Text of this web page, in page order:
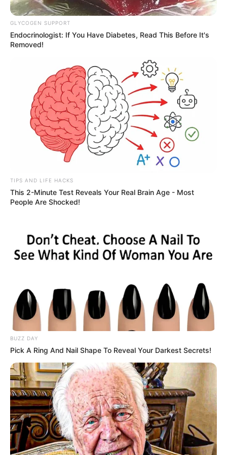
ગુજરાતમાં હાલ વરસાદી માહોલ બન્યો છે. એવામાં
સૌરાષ્ટ્રમાં મૂસળધાર વરસાદ જોવા મળ્યો છે. જ્યારે
સૌરાષ્ટ્રના અનેક વિસ્તારોમાં ધોધમાર વરસાદ વરસ્યો
છે. તેના લીધે જળબંબાકારની સ્થિતિ ઉભી થઈ છે.
દેવભૂમિ દ્વારકાના ખંભાળિયામાં છેલ્લા બે કલાકમાં પોણા
પાંચ ઈંચ જેટલો વરસાદ વરસ્યો છે. તેના લીધે સમગ્ર
વિસ્તારમાં પાણી ભરાઈ ગયો છે. આ સિવાય હવામાન
વિભાગ દ્વારા સૌરાષ્ટ્ર-કચ્છમાં પૂરને લઈને ચેતવણી
તેની સાથે હવામાન નિષ્ણાત અંબાલાલ પટેલ દ્વારા
જામનગરમાં બે દિવસ ભારે વરસાદની આગાહી કરવામાં
આવી છે. આ સિવાય દ્વારકા અને પોરબંદરમાં પણ સારો
વરસાદ વરસ્યો છે. પશ્ચિમ સૌરાષ્ટ્રનાં વિસ્તારમાંમાં એક
સિસ્ટમ સક્રીય બની રહી છે તેના લીધે ભારે વરસાદ
GLYCOGEN SUPPORT
Endocrinologist: If You Have Diabetes, Read This Before It's
Removed!
TIPS AND LIFE HACKS
This 2-Minute Test Reveals Your Real Brain Age - Most
People Are Shocked!
BUZZ DAY
Pick A Ring And Nail Shape To Reveal Your Darkest Secrets!